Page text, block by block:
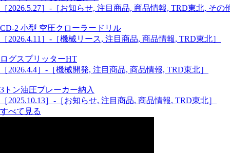
［2026.5.27］-［お知らせ, 注目商品, 商品情報, TRD東北, その
CD-2 小型 空圧クローラードリル
［2026.4.11］-［機械リース, 注目商品, 商品情報, TRD東北］
ログスプリッターHT
［2026.4.4］-［機械開発, 注目商品, 商品情報, TRD東北］
3トン油圧ブレーカー納入
［2025.10.13］-［お知らせ, 注目商品, 商品情報, TRD東北］
すべて見る